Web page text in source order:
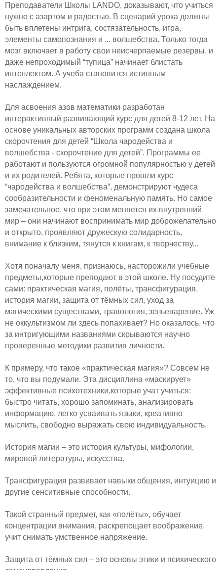
Преподаватели Школы LANDO, доказывают, что учиться
нужно с азартом и радостью. В сценарий урока должны
быть вплетены интрига, состязательность, игра,
элементы самопознания и ... волшебства. Только тогда
мозг включает в работу свои неисчерпаемые резервы, и
даже непроходимый “тупица” начинает блистать
интеллектом. А учеба становится истинным
наслаждением.
Для асвоения азов математики разработан
интерактивный развивающий курс для детей 8-12 лет. На
основе уникальных авторских программ создана школа
скорочтения для детей “Школа чародейства и
волшебства - скорочтение для детей”. Программы ее
работают и пользуются огромной популярностью у детей
и их родителей. Ребята, которые прошли курс
“чародейства и волшебства”, демонстрируют чудеса
сообразительности и феноменальную память. Но самое
замечательное, что при этом меняется их внутренний
мир – они начинают воспринимать мир доброжелательно
и открыто, проявляют дружескую солидарность,
внимание к близким, тянутся к книгам, к творчеству...
Хотя поначалу меня, признаюсь, насторожили учебные
предметы,которые преподают в этой школе. Ну посудите
сами: практическая магия, полёты, трансфигурация,
история магии, защита от тёмных сил, уход за
магическими существами, травология, зельеварение. Уж
не оккультизмом ли здесь попахивает? Но оказалось, что
за интригующими названиями скрываются научно
проверенные методики развития личности.
К примеру, что такое «практическая магия»? Совсем не
то, что вы подумали. Эта дисциплина «маскирует»
эффективные психотехники,которые учат учиться:
быстро читать, хорошо запоминать, анализировать
информацию, легко усваивать языки, креативно
мыслить, свободно выражать свою индивидуальность.
История магии – это история культуры, мифологии,
мировой литературы, искусства.
Трансфигурация развивает навыки общения, интуицию и
другие сенситивные способности.
Такой странный предмет, как «полёты», обучает
концентрации внимания, раскрепощает воображение,
учит снимать умственное напряжение.
Защита от тёмных сил – это основы этики и психического